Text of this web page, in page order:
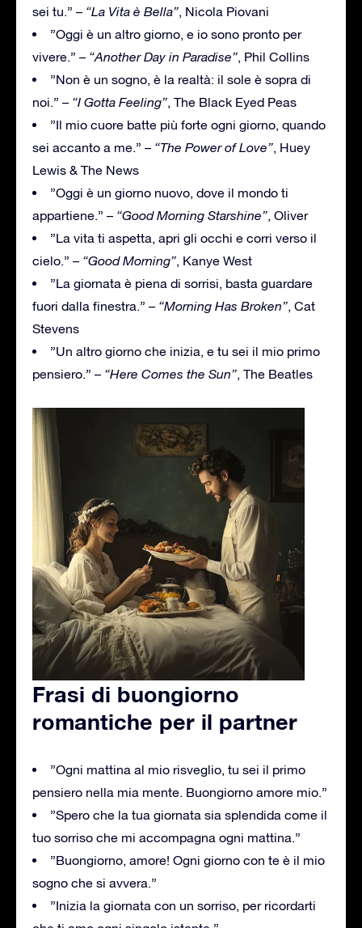
sei tu.” – “La Vita è Bella”, Nicola Piovani
”Oggi è un altro giorno, e io sono pronto per
vivere.” – “Another Day in Paradise”, Phil Collins
”Non è un sogno, è la realtà: il sole è sopra di
noi.” – “I Gotta Feeling”, The Black Eyed Peas
”Il mio cuore batte più forte ogni giorno, quando
sei accanto a me.” – “The Power of Love”, Huey
Lewis & The News
”Oggi è un giorno nuovo, dove il mondo ti
appartiene.” – “Good Morning Starshine”, Oliver
”La vita ti aspetta, apri gli occhi e corri verso il
cielo.” – “Good Morning”, Kanye West
”La giornata è piena di sorrisi, basta guardare
fuori dalla finestra.” – “Morning Has Broken”, Cat
Stevens
”Un altro giorno che inizia, e tu sei il mio primo
pensiero.” – “Here Comes the Sun”, The Beatles
Frasi di buongiorno
romantiche per il partner
”Ogni mattina al mio risveglio, tu sei il primo
pensiero nella mia mente. Buongiorno amore mio.”
”Spero che la tua giornata sia splendida come il
tuo sorriso che mi accompagna ogni mattina.”
”Buongiorno, amore! Ogni giorno con te è il mio
sogno che si avvera.”
”Inizia la giornata con un sorriso, per ricordarti